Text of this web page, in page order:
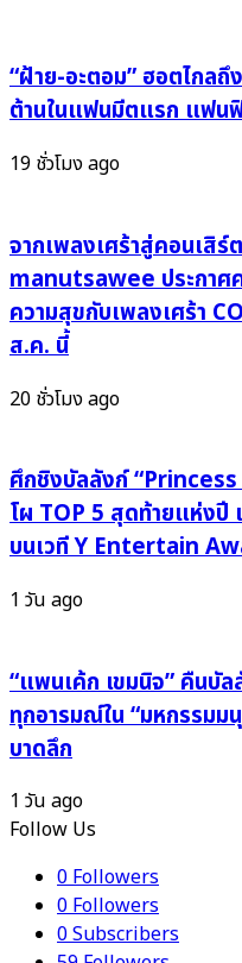
ฉาย
พร้อม
ชวน
ทั่ว
เดิน
ปัง
กลาง
กรุง
มิ
ห้าม
พลาด!
ดอล
กรุ๊ป
ตัว
พ่อ
BLACKPINK
แรง
แซง
ชาร์ต
IVE,
SEVENTEEN,
BIGBANG
ฟาด
ไล่
บี้
เดือด
ทุก
เมตร!
“ฝ้าย-อะตอม” ฮอตไกลถึ
ต้านในแฟนมีตแรก แฟน
19 ชั่วโมง ago
จากเพลงเศร้าสู่คอนเสิ
manutsawee ประกาศ
ความสุขกับเพลงเศร้า
ส.ค. นี้
20 ชั่วโมง ago
ศึกชิงบัลลังก์
โผ TOP 5 สุดท้ายแห่งปี
บนเวที Y Entertain
1 วัน ago
“แพนเค้ก เขมนิจ” คืนบั
ทุกอารมณ์ใน “มหกรรมม
บาดลึก
1 วัน ago
Follow Us
0Followers
0Followers
0Subscribers